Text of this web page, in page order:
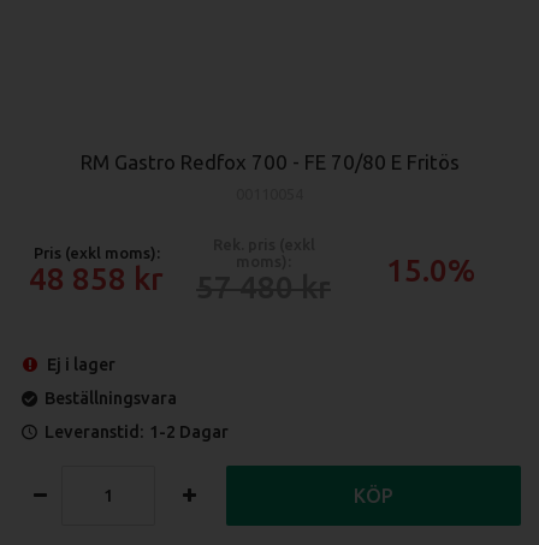
RM Gastro Redfox 700 - FE 70/80 E Fritös
Pris (exkl moms):
48 858 15.0%
Ej i lager
Beställningsvara
Leveranstid: 1-2 Dagar
KÖP